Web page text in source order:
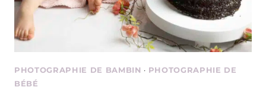
PHOTOGRAPHIE DE BAMBIN · PHOTOGRAPHIE DE
BÉBÉ